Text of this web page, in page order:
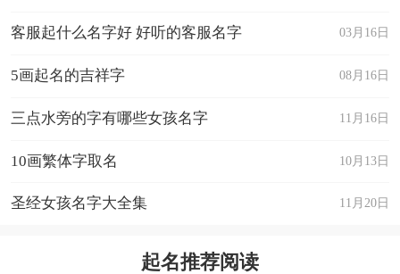
03月16日
客服起什么名字好 好听的客服名字
08月16日
5画起名的吉祥字
11月16日
三点水旁的字有哪些女孩名字
10月13日
10画繁体字取名
11月20日
圣经女孩名字大全集
起名推荐阅读